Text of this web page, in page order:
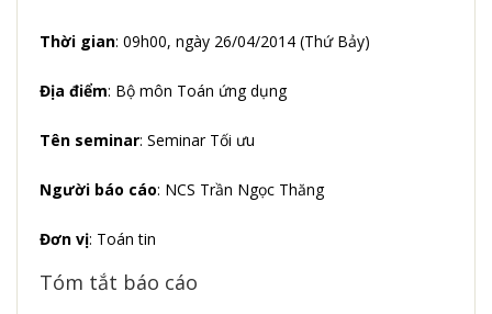
Thời gian: 09h00, ngày 26/04/2014 (Thứ Bảy)
Địa điểm: Bộ môn Toán ứng dụng
Tên seminar: Seminar Tối ưu
Người báo cáo: NCS Trần Ngọc Thăng
Đơn vị: Toán tin
Tóm tắt báo cáo